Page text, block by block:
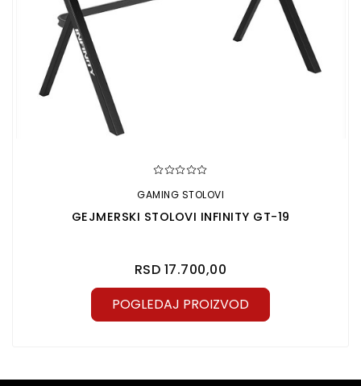
GAMING STOLOVI
GEJMERSKI STOLOVI INFINITY GT-19
RSD 17.700,00
POGLEDAJ PROIZVOD